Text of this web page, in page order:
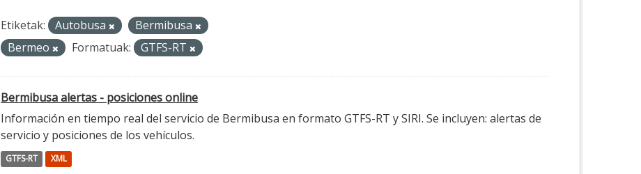
Etiketak: Autobusa
Bermibusa
Bermeo
Formatuak: GTFS-RT
Bermibusa alertas - posiciones online
Información en tiempo real del servicio de Bermibusa en formato GTFS-RT y SIRI. Se incluyen: alertas de
servicio y posiciones de los vehículos.
GTFS-RT XML